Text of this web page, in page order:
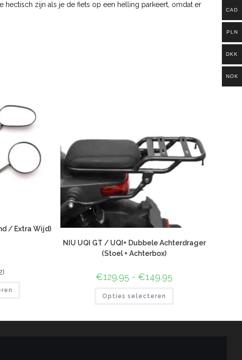
hectisch zijn als je de fiets op een helling parkeert, omdat er
/ Extra Wijd)
NIU UQI GT / UQI+ Dubbele Achterdrager
(Stoel + Achterbox)
€129.95 - €149.95
Opties selecteren
CAD
PLN
DKK
NOK